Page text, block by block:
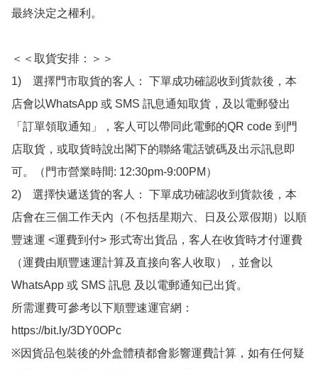
最終決定之權利。
＜＜取貨安排：＞＞
1)　選擇門市取貨的客人： 下單成功確認收到貨款後，本
店會以WhatsApp 或 SMS 訊息通知取貨，及以電郵發出
「訂單領取通知」，客人可以帶同此電郵的QR code 到門
店取貨，或取貨時說出閣下的聯絡電話號碼及出示訊息即
可。（門市營業時間: 12:30pm-9:00PM）
2)　選擇快遞送貨的客人： 下單成功確認收到貨款後，本
店會在三個工作天內（不包括星期六、日及公眾假期）以順
豐速運 <運費到付> 形式寄出貨品，客人在收貨時才付運費
（運費由順豐速運計算及直接向客人收取），並會以
WhatsApp 或 SMS 訊息 及以電郵通知已出貨。
所需運費可參考以下順豐速運官網：
https://bit.ly/3DY0OPc
※因貨品包裝後的外盒體積都會影響運費計算，如有任何疑